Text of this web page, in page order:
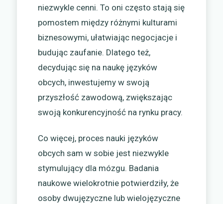
niezwykle cenni. To oni często stają się
pomostem między różnymi kulturami
biznesowymi, ułatwiając negocjacje i
budując zaufanie. Dlatego też,
decydując się na naukę języków
obcych, inwestujemy w swoją
przyszłość zawodową, zwiększając
swoją konkurencyjność na rynku pracy.
Co więcej, proces nauki języków
obcych sam w sobie jest niezwykle
stymulujący dla mózgu. Badania
naukowe wielokrotnie potwierdziły, że
osoby dwujęzyczne lub wielojęzyczne